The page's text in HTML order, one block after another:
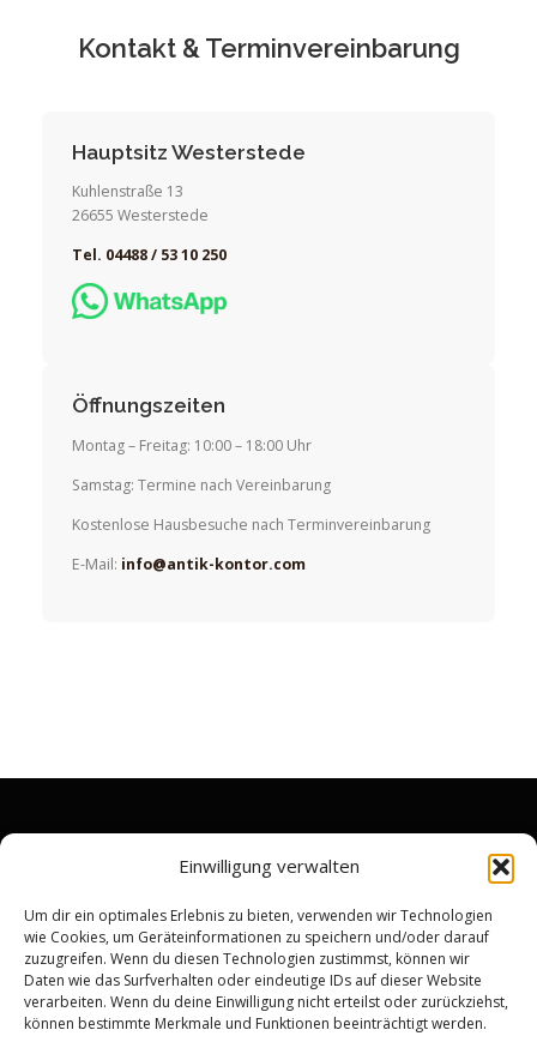
Einwilligung verwalten
Um dir ein optimales Erlebnis zu bieten, verwenden wir Technologien
wie Cookies, um Geräteinformationen zu speichern und/oder darauf
zuzugreifen. Wenn du diesen Technologien zustimmst, können wir
Daten wie das Surfverhalten oder eindeutige IDs auf dieser Website
verarbeiten. Wenn du deine Einwilligung nicht erteilst oder zurückziehst,
können bestimmte Merkmale und Funktionen beeinträchtigt werden.
Kontakt & Terminvereinbarung
Hauptsitz Westerstede
Kuhlenstraße 13
26655 Westerstede
Tel. 04488 / 53 10 250
Öffnungszeiten
Montag – Freitag: 10:00 – 18:00 Uhr
Samstag: Termine nach Vereinbarung
Kostenlose Hausbesuche nach Terminvereinbarung
E-Mail: info@antik-kontor.com
Datenschutzerklärung
Widerrufsrecht & Rückgabebedingungen
Allgemeine Geschäftsbedingungen